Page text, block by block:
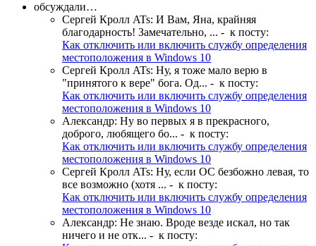
обсуждали…
Сергей Кролл ATs: И Вам, Яна, крайняя
благодарность! Замечательно, ... - к посту:
Как отключить или включить службу определения
местоположения в Windows 10
Сергей Кролл ATs: Ну, я тоже мало верю в
"принятого к вере" бога. Од... - к посту:
Как отключить или включить службу определения
местоположения в Windows 10
Александр: Ну во первых я в прекрасного,
доброго, любящего бо... - к посту:
Как отключить или включить службу определения
местоположения в Windows 10
Сергей Кролл ATs: Ну, если ОС безбожно левая, то
все возможно (хотя ... - к посту:
Как отключить или включить службу определения
местоположения в Windows 10
Александр: Не знаю. Вроде везде искал, но так
ничего и не отк... - к посту: